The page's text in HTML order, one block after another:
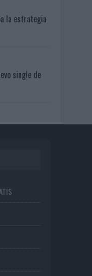
la estrategia
single de